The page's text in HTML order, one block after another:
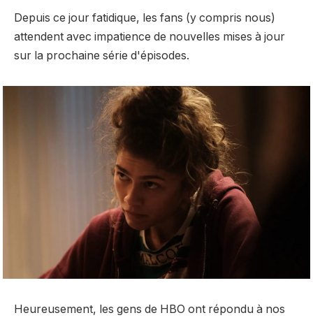
Depuis ce jour fatidique, les fans (y compris nous)
attendent avec impatience de nouvelles mises à jour
sur la prochaine série d'épisodes.
Heureusement, les gens de HBO ont répondu à nos